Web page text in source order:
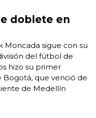
doblete en
sigue con su
del fútbol de
hizo su primer
que venció de
de Medellín